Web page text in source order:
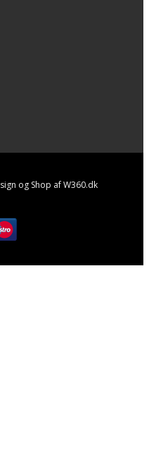
og Shop af W360.dk